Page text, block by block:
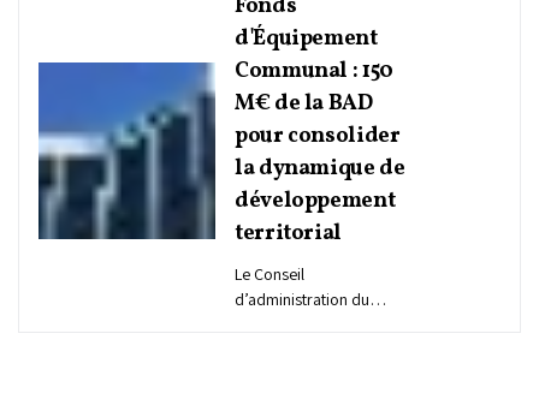
Fonds
d'Équipement
Communal : 150
M€ de la BAD
pour consolider
la dynamique de
développement
territorial
Le Conseil
d’administration du